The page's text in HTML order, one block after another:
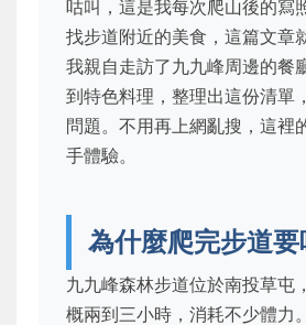
咕叫，這是我每次爬山後的寫
找步道附近的美食，這篇文章
我親自走訪了九九峰周邊的餐
到特色料理，整理出這份清單
問題。不用再上網亂搜，這裡
手體驗。
為什麼爬完步道要
九九峰森林步道位於南投草屯
概兩到三小時，消耗不少體力